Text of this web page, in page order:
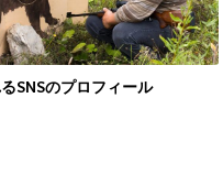
SNSのプロフィール